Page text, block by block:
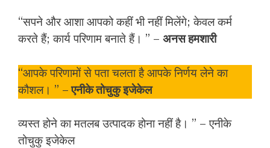
“सपने और आशा आपको कहीं भी नहीं मिलेंगे; केवल कर्म
करते हैं; कार्य परिणाम बनाते हैं। ” – अनस हमशारी
“आपके परिणामों से पता चलता है आपके निर्णय लेने का
कौशल। ” –एनीके तोचुकु इजेकेल
व्यस्त होने का मतलब उत्पादक होना नहीं है। ” – एनीके
तोचुकु इजेकेल